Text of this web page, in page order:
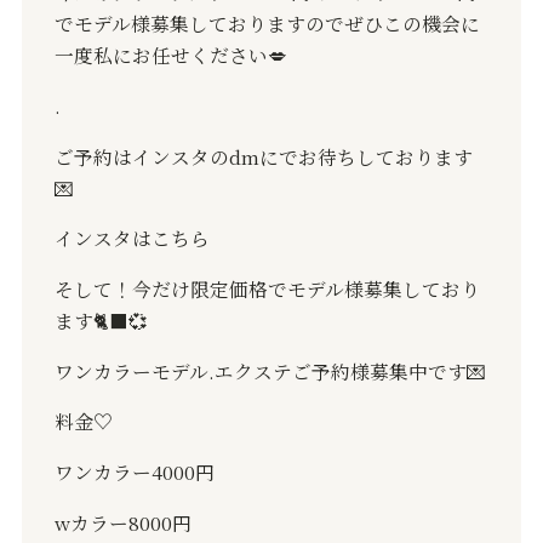
でモデル様募集しておりますのでぜひこの機会に
一度私にお任せください💋
.
ご予約はインスタのdmにでお待ちしております
💌
インスタはこちら
そして！今だけ限定価格でモデル様募集しており
ます🐈‍⬛💞
ワンカラーモデル.エクステご予約様募集中です💌
料金♡
ワンカラー4000円
wカラー8000円